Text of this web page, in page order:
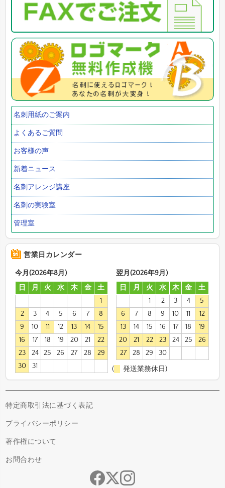
名刺用紙のご案内
よくあるご質問
お客様の声
新着ニュース
名刺アレンジ講座
名刺の実験室
管理室
営業日カレンダー
今月(2026年8月)
日
月 火 水 木 金
土
1
2
3 4 5 6 7
8
9
10 11 12 13 14
15
16
17 18 19 20 21
22
23
24 25 26 27 28
29
30
31
翌月(2026年9月)
日
月 火 水 木 金
土
1
2 3 4
5
6
7 8 9 10 11
12
13
14 15 16 17 18
19
20
21 22 23 24 25
26
27
28 29 30
( 発送業務休日)
特定商取引法に基づく表記
プライバシーポリシー
著作権について
お問合わせ